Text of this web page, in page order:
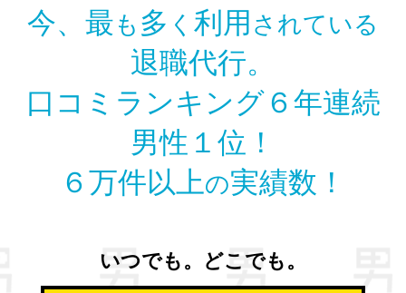
今、最 も 多 く 利用 されている
退職代行。
口コミランキング６年連続
男性１位！
６万件以上の実績数！
いつでも。どこでも。